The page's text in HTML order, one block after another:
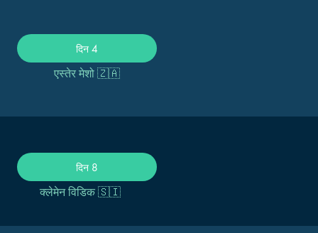
दिन 4
एस्तेर मेशो 🇿🇦
दिन 8
क्लेमेन विडिक 🇸🇮